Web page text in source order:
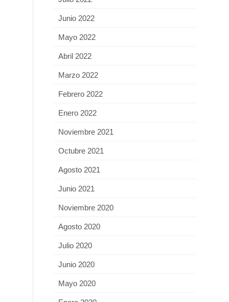
Junio 2022
Mayo 2022
Abril 2022
Marzo 2022
Febrero 2022
Enero 2022
Noviembre 2021
Octubre 2021
Agosto 2021
Junio 2021
Noviembre 2020
Agosto 2020
Julio 2020
Junio 2020
Mayo 2020